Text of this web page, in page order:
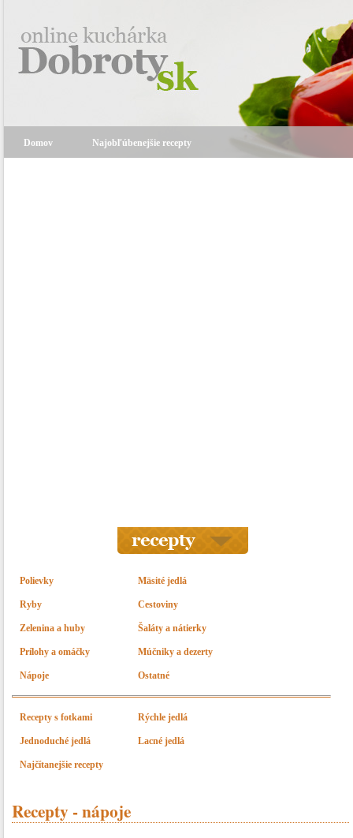
Domov Najobľúbenejšie recepty
Polievky Mäsité jedlá
Ryby Cestoviny
Zelenina a huby Šaláty a nátierky
Prílohy a omáčky Múčniky a dezerty
Nápoje Ostatné
Recepty s fotkami Rýchle jedlá
Jednoduché jedlá Lacné jedlá
Najčítanejšie recepty
Recepty - nápoje